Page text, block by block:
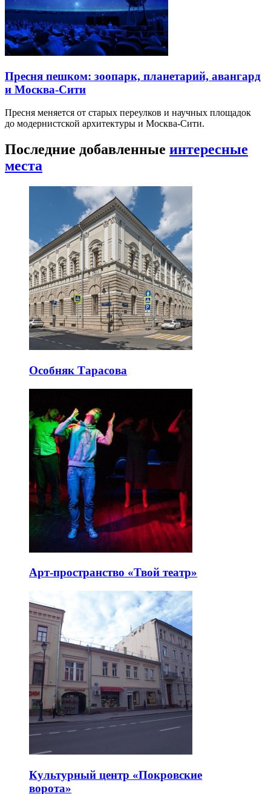
Пресня пешком: зоопарк, планетарий, авангард
и Москва-Сити
Пресня меняется от старых переулков и научных площадок
до модернистской архитектуры и Москва-Сити.
Последние добавленные интересные
места
Особняк Тарасова
Арт-пространство «Твой театр»
Культурный центр «Покровские
ворота»